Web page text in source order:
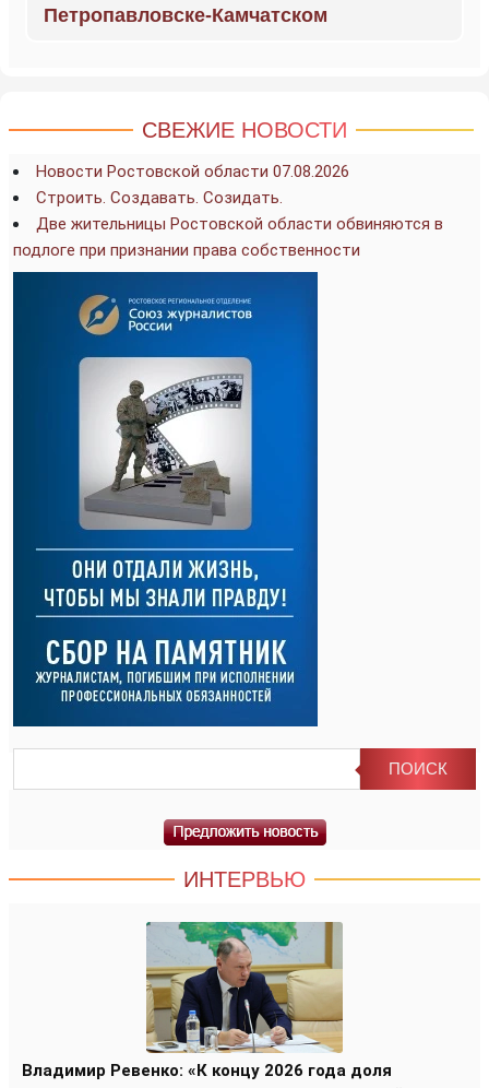
Петропавловске-Камчатском
СВЕЖИЕ НОВОСТИ
Новости Ростовской области 07.08.2026
Строить. Создавать. Созидать.
Две жительницы Ростовской области обвиняются в
подлоге при признании права собственности
ИНТЕРВЬЮ
Владимир Ревенко: «К концу 2026 года доля